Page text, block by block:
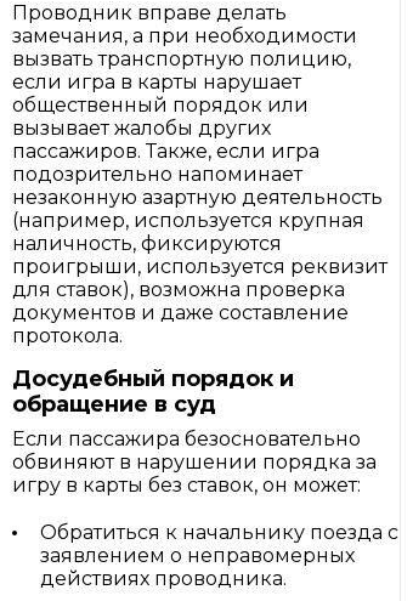
Проводник вправе делать
замечания, а при необходимости
вызвать транспортную полицию,
если игра в карты нарушает
общественный порядок или
вызывает жалобы других
пассажиров. Также, если игра
подозрительно напоминает
незаконную азартную деятельность
(например, используется крупная
наличность, фиксируются
проигрыши, используется реквизит
для ставок), возможна проверка
документов и даже составление
протокола.
Досудебный порядок и
обращение в суд
Если пассажира безосновательно
обвиняют в нарушении порядка за
игру в карты без ставок, он может:
Обратиться к начальнику поезда с
заявлением о неправомерных
действиях проводника.